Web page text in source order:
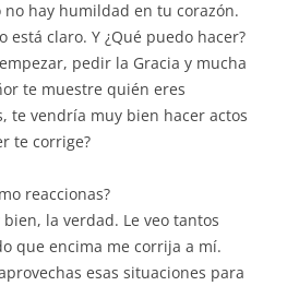
hay humildad en tu corazón.
está claro. Y ¿Qué puedo hacer?
pedir la Gracia y mucha
te muestre quién eres
te vendría muy bien hacer actos
te corrige?
reaccionas?
la verdad. Le veo tantos
que encima me corrija a mí.
esas situaciones para